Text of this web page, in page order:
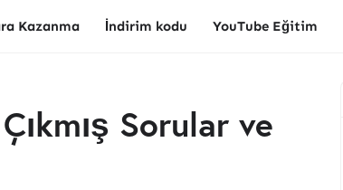
Kazanma İndirim kodu YouTube Eğitim
Sorular ve